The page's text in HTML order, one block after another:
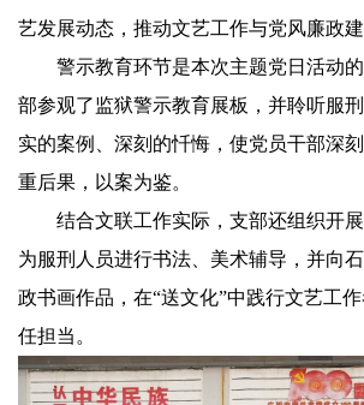
艺发展动态，推动文艺工作与党风廉政建
警示教育环节是本次主题党日活动的
部参观了监狱警示教育展板，并聆听服
实的案例、深刻的忏悔，使党员干部深
重后果，以案为鉴。
结合文联工作实际，支部还组织开展
为服刑人员进行书法、美术辅导，并向
政书画作品，在“送文化”中践行文艺工
任担当。